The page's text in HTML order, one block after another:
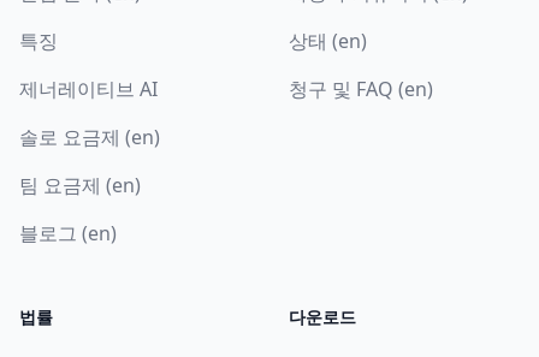
특징
제너레이티브 AI
솔로 요금제 (en)
팀 요금제 (en)
블로그 (en)
상태 (en)
청구 및 FAQ (en)
법률 다운로드